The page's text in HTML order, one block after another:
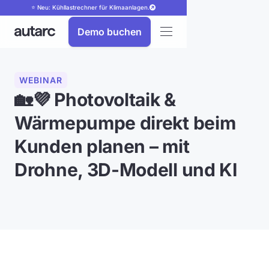
⭐ Neu: Kühllastrechner für Klimaanlagen.
Demo buchen
WEBINAR
🏡💜 Photovoltaik &
Wärmepumpe direkt beim
Kunden planen – mit
Drohne, 3D-Modell und KI